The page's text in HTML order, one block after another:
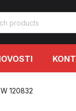
120832